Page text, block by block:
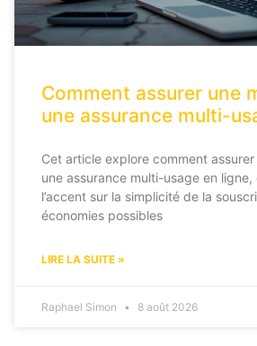
Comment assurer une
une assurance multi-
Cet article explore comment
une assurance multi-usage en
l’accent sur la simplicité de la
économies possibles
LIRE LA SUITE »
Raphael Simon 8 août 2026